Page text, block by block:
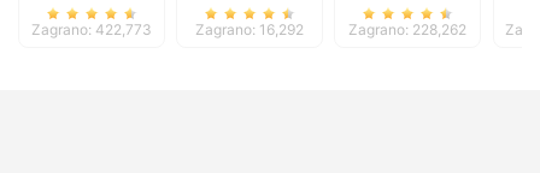
Zagrano: 422,773 Zagrano: 16,292 Zagrano: 228,262